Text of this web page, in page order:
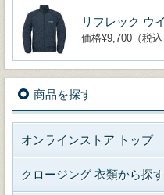
リフレック ウ
価格¥9,700（税込
商品を探す
オンラインストア トップ
クロージング 衣類から探す